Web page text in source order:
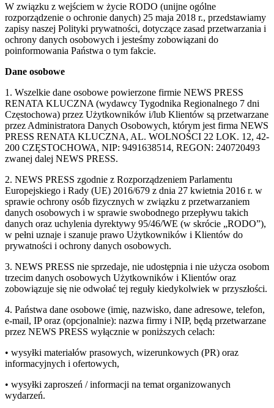
W związku z wejściem w życie RODO (unijne ogólne
rozporządzenie o ochronie danych) 25 maja 2018 r., przedstawiamy
zapisy naszej Polityki prywatności, dotyczące zasad przetwarzania i
ochrony danych osobowych i jesteśmy zobowiązani do
poinformowania Państwa o tym fakcie.
Dane osobowe
1. Wszelkie dane osobowe powierzone firmie NEWS PRESS
RENATA KLUCZNA (wydawcy Tygodnika Regionalnego 7 dni
Częstochowa) przez Użytkowników i/lub Klientów są przetwarzane
przez Administratora Danych Osobowych, którym jest firma NEWS
PRESS RENATA KLUCZNA, AL. WOLNOŚCI 22 LOK. 12, 42-
200 CZĘSTOCHOWA, NIP: 9491638514, REGON: 240720493
zwanej dalej NEWS PRESS.
2. NEWS PRESS zgodnie z Rozporządzeniem Parlamentu
Europejskiego i Rady (UE) 2016/679 z dnia 27 kwietnia 2016 r. w
sprawie ochrony osób fizycznych w związku z przetwarzaniem
danych osobowych i w sprawie swobodnego przepływu takich
danych oraz uchylenia dyrektywy 95/46/WE (w skrócie „RODO”),
w pełni uznaje i szanuje prawo Użytkowników i Klientów do
prywatności i ochrony danych osobowych.
3. NEWS PRESS nie sprzedaje, nie udostępnia i nie użycza osobom
trzecim danych osobowych Użytkowników i Klientów oraz
zobowiązuje się nie odwołać tej reguły kiedykolwiek w przyszłości.
4. Państwa dane osobowe (imię, nazwisko, dane adresowe, telefon,
e-mail, IP oraz (opcjonalnie): nazwa firmy i NIP, będą przetwarzane
przez NEWS PRESS wyłącznie w poniższych celach:
• wysyłki materiałów prasowych, wizerunkowych (PR) oraz
informacyjnych i ofertowych,
• wysyłki zaproszeń / informacji na temat organizowanych
wydarzeń.